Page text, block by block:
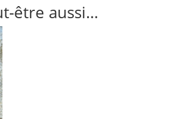
être aussi…